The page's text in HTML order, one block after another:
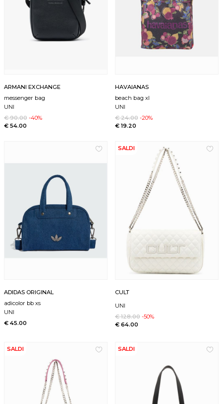
ARMANI EXCHANGE
messenger bag
UNI
€ 90.00 -40%
€ 54.00
HAVAIANAS
beach bag xl
UNI
€ 24.00 -20%
€ 19.20
ADIDAS ORIGINAL
adicolor bb xs
UNI
€ 45.00
SALDI
CULT
UNI
€ 128.00 -50%
€ 64.00
SALDI SALDI